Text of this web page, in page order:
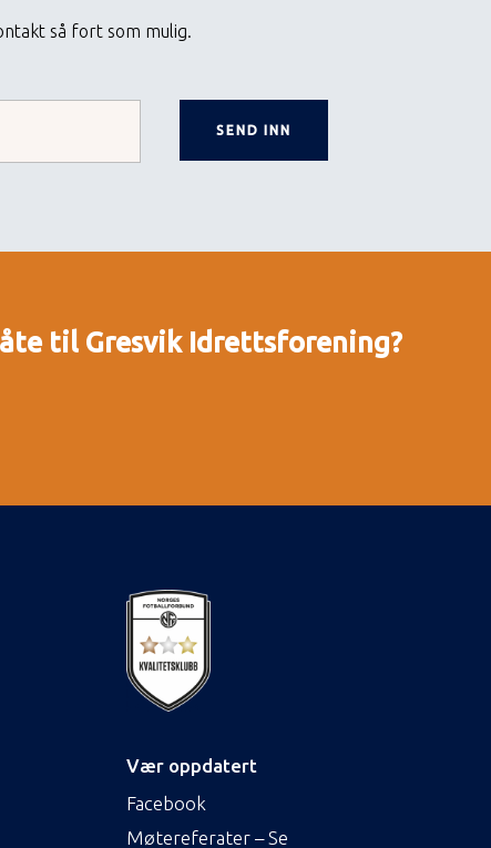
så fort som mulig.
til Gresvik Idrettsforening?
Vær oppdatert
Facebook
Møtereferater – Se